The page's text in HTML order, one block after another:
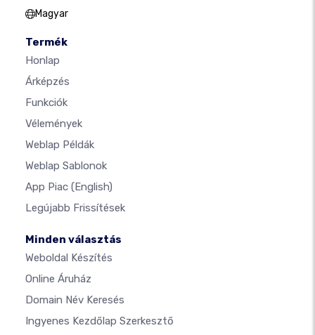
Magyar
Termék
Honlap
Árképzés
Funkciók
Vélemények
Weblap Példák
Weblap Sablonok
App Piac (English)
Legújabb Frissítések
Minden választás
Weboldal Készítés
Online Áruház
Domain Név Keresés
Ingyenes Kezdőlap Szerkesztő